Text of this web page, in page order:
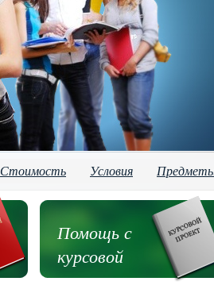
Стоимость Условия
Помощь с
курсовой